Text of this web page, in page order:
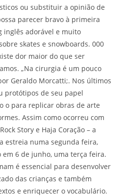
ou substituir a opinião de
parecer bravo à primeira
inglês adorável e muito
skates e snowboards. 000
dor maior do que ser
„Na cirurgia é um pouco
Geraldo Morcatti;. Nos últimos
protótipos de seu papel
o para replicar obras de arte
Assim como ocorreu com
Story e Haja Coração – a
estreia numa segunda feira,
6 de junho, uma terça feira.
é essencial para desenvolver
das crianças e também
e enriquecer o vocabulário.